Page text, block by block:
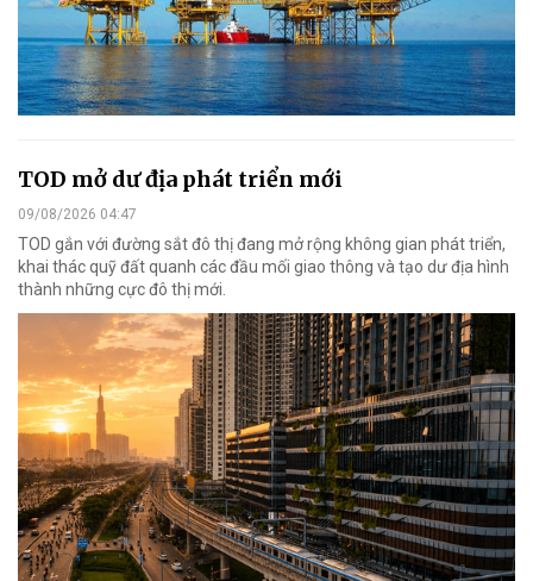
TOD mở dư địa phát triển mới
09/08/2026 04:47
TOD gắn với đường sắt đô thị đang mở rộng không gian phát triển,
khai thác quỹ đất quanh các đầu mối giao thông và tạo dư địa hình
thành những cực đô thị mới.